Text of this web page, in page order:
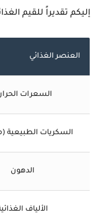
إليكم تقديراً للقيم
العنصر الغذائي
السعرات
السكريات الطبيعية
الدهون
الألياف